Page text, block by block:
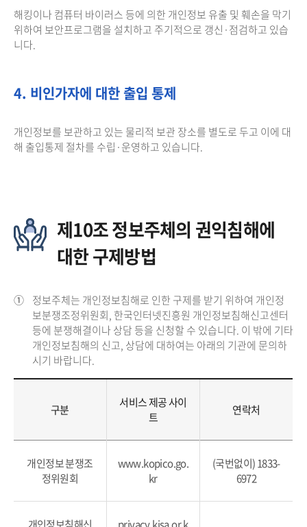
해킹이나 컴퓨터 바이러스 등에 의한 개인정보 유출 및 훼손을 막기
위하여 보안프로그램을 설치하고 주기적으로 갱신·점검하고 있습
니다.
4. 비인가자에 대한 출입 통제
개인정보를 보관하고 있는 물리적 보관 장소를 별도로 두고 이에 대
해 출입통제 절차를 수립·운영하고 있습니다.
제10조 정보주체의 권익침해에
대한 구제방법
① 정보주체는 개인정보침해로 인한 구제를 받기 위하여 개인정
보분쟁조정위원회, 한국인터넷진흥원 개인정보침해신고센터
등에 분쟁해결이나 상담 등을 신청할 수 있습니다. 이 밖에 기타
개인정보침해의 신고, 상담에 대하여는 아래의 기관에 문의하
시기 바랍니다.
구분
서비스 제공 사이
트
연락처
개인정보 분쟁조
정위원회
www.kopico.go.
kr
(국번없이) 1833-
6972
개인정보침해신 privacy.kisa.or.k